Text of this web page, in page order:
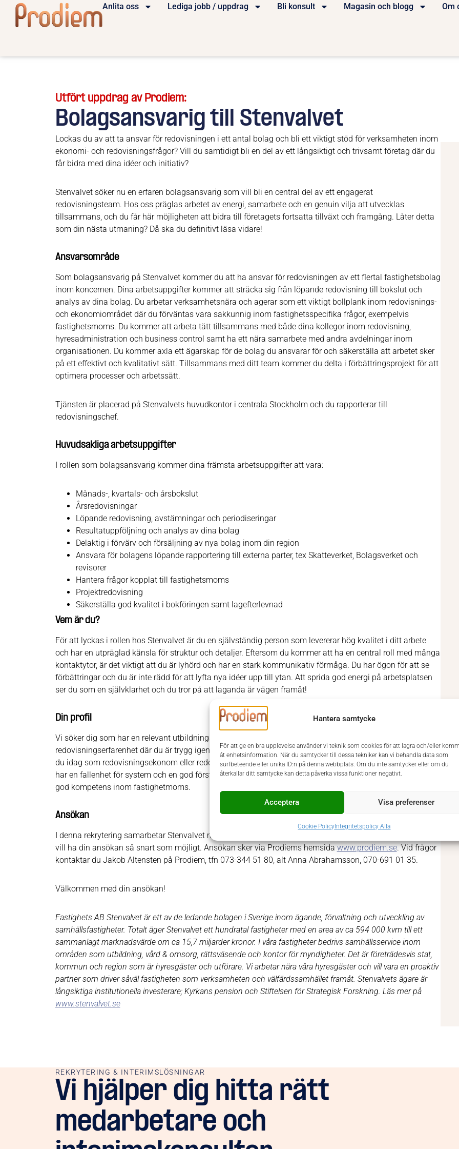
Hantera samtycke
För att ge en bra upplevelse använder vi teknik som cookies för att lagra och/eller
åt enhetsinformation. När du samtycker till dessa tekniker kan vi behandla data som
surfbeteende eller unika ID:n på denna webbplats. Om du inte samtycker eller om du
återkallar ditt samtycke kan detta påverka vissa funktioner negativt.
Acceptera Visa preferenser
Cookie PolicyIntegritetspolicy Alla
Anlita oss Lediga jobb / uppdrag Bli konsult Magasin och blogg Om
Utfört uppdrag av Prodiem:
Bolagsansvarig till Stenvalvet
Lockas du av att ta ansvar för redovisningen i ett antal bolag och bli ett viktigt stöd för verksamheten inom
ekonomi- och redovisningsfrågor? Vill du samtidigt bli en del av ett långsiktigt och trivsamt företag där du
får bidra med dina idéer och initiativ?
Stenvalvet söker nu en erfaren bolagsansvarig som vill bli en central del av ett engagerat
redovisningsteam. Hos oss präglas arbetet av energi, samarbete och en genuin vilja att utvecklas
tillsammans, och du får här möjligheten att bidra till företagets fortsatta tillväxt och framgång. Låter detta
som din nästa utmaning? Då ska du definitivt läsa vidare!
Ansvarsområde
Som bolagsansvarig på Stenvalvet kommer du att ha ansvar för redovisningen av ett flertal fastighetsbolag
inom koncernen. Dina arbetsuppgifter kommer att sträcka sig från löpande redovisning till bokslut och
analys av dina bolag. Du arbetar verksamhetsnära och agerar som ett viktigt bollplank inom redovisnings-
och ekonomiområdet där du förväntas vara sakkunnig inom fastighetsspecifika frågor, exempelvis
fastighetsmoms. Du kommer att arbeta tätt tillsammans med både dina kollegor inom redovisning,
hyresadministration och business control samt ha ett nära samarbete med andra avdelningar inom
organisationen. Du kommer axla ett ägarskap för de bolag du ansvarar för och säkerställa att arbetet sker
på ett effektivt och kvalitativt sätt. Tillsammans med ditt team kommer du delta i förbättringsprojekt för att
optimera processer och arbetssätt.
Tjänsten är placerad på Stenvalvets huvudkontor i centrala Stockholm och du rapporterar till
redovisningschef.
Huvudsakliga arbetsuppgifter
I rollen som bolagsansvarig kommer dina främsta arbetsuppgifter att vara:
Månads-, kvartals- och årsbokslut
Årsredovisningar
Löpande redovisning, avstämningar och periodiseringar
Resultatuppföljning och analys av dina bolag
Delaktig i förvärv och försäljning av nya bolag inom din region
Ansvara för bolagens löpande rapportering till externa parter, tex Skatteverket, Bolagsverket och
revisorer
Hantera frågor kopplat till fastighetsmoms
Projektredovisning
Säkerställa god kvalitet i bokföringen samt lagefterlevnad
Vem är du?
För att lyckas i rollen hos Stenvalvet är du en självständig person som levererar hög kvalitet i ditt arbete
och har en utpräglad känsla för struktur och detaljer. Eftersom du kommer att ha en central roll med många
kontaktytor, är det viktigt att du är lyhörd och har en stark kommunikativ förmåga. Du har ögon för att se
förbättringar och du är inte rädd för att lyfta nya idéer upp till ytan. Att sprida god energi på arbetsplatsen
ser du som en självklarhet och du tror på att laganda är vägen framåt!
Din profil
Vi söker dig som har en relevant utbildningsbakgrund inom ekonomi. Därutöver har du en gedigen
redovisningserfarenhet där du är trygg igenom hela redovisningskedjan från ax till limpa. Troligtvis arbetar
du idag som redovisningsekonom eller redovisningskonsult, och har erfarenhet av att ha bolagsansvar. Du
har en fallenhet för system och en god förståelse för processer. Du har erfarenhet av fastighetsbolag och
god kompetens inom fastighetmoms.
Ansökan
I denna rekrytering samarbetar Stenvalvet med Prodiem. Urval och intervjuer sker löpande, varför vi gärna
vill ha din ansökan så snart som möjligt. Ansökan sker via Prodiems hemsidawww.prodiem.se. Vid frågor
kontaktar du Jakob Altensten på Prodiem, tfn 073-344 51 80, alt Anna Abrahamsson, 070-691 01 35.
Välkommen med din ansökan!
Fastighets AB Stenvalvet är ett av de ledande bolagen i Sverige inom ägande, förvaltning och utveckling av
samhällsfastigheter. Totalt äger Stenvalvet ett hundratal fastigheter med en area av ca 594 000 kvm till ett
sammanlagt marknadsvärde om ca 15,7 miljarder kronor. I våra fastigheter bedrivs samhällsservice inom
områden som utbildning, vård & omsorg, rättsväsende och kontor för myndigheter. Det är företrädesvis stat,
kommun och region som är hyresgäster och utförare. Vi arbetar nära våra hyresgäster och vill vara en proaktiv
partner som driver såväl fastigheten som verksamheten och välfärdssamhället framåt. Stenvalvets ägare är
långsiktiga institutionella investerare; Kyrkans pension och Stiftelsen för Strategisk Forskning. Läs mer på
www.stenvalvet.se
REKRYTERING & INTERIMSLÖSNINGAR
Vi hjälper dig hitta rätt
medarbetare och